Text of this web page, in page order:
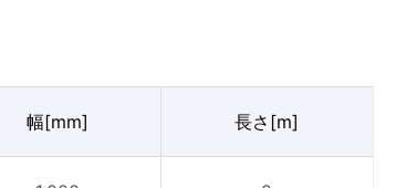
幅[mm] 長さ[m]